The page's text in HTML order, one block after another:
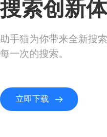
搜索创新
助手猫为你带来全新搜
每一次的搜索。
立即下载